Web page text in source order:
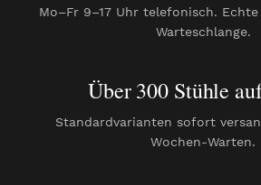
Mo–Fr 9–17 Uhr telefonisch.
Warteschlange.
Über 300 Stühle
Standardvarianten sofort
Wochen-Warten.